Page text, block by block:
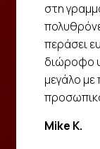
στη
περάσει
διώροφο
μεγάλο με
Mike K.